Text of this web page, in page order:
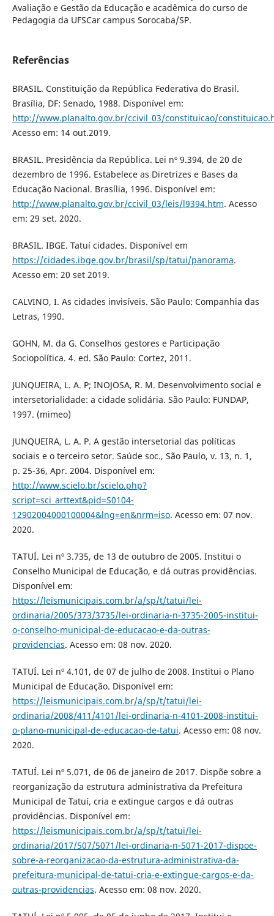
Avaliação e Gestão da Educação e acadêmica do curso de
Pedagogia da UFSCar campus Sorocaba/SP.
Referências
BRASIL. Constituição da República Federativa do Brasil.
Brasília, DF: Senado, 1988. Disponível em:
http://www.planalto.gov.br/ccivil_03/constituicao/
Acesso em: 14 out.2019.
BRASIL. Presidência da República. Lei nº 9.394, de 20 de
dezembro de 1996. Estabelece as Diretrizes e Bases da
Educação Nacional. Brasília, 1996. Disponível em:
http://www.planalto.gov.br/ccivil_03/leis/l9394.htm. Acesso
em: 29 set. 2020.
BRASIL. IBGE. Tatuí cidades. Disponível em
https://cidades.ibge.gov.br/brasil/sp/tatui/panorama.
Acesso em: 20 set 2019.
CALVINO, I. As cidades invisíveis. São Paulo: Companhia das
Letras, 1990.
GOHN, M. da G. Conselhos gestores e Participação
Sociopolítica. 4. ed. São Paulo: Cortez, 2011.
JUNQUEIRA, L. A. P; INOJOSA, R. M. Desenvolvimento social e
intersetorialidade: a cidade solidária. São Paulo: FUNDAP,
1997. (mimeo)
JUNQUEIRA, L. A. P. A gestão intersetorial das políticas
sociais e o terceiro setor. Saúde soc., São Paulo, v. 13, n. 1,
p. 25-36, Apr. 2004. Disponível em:
http://www.scielo.br/scielo.php?
script=sci_arttext&pid=S0104-
12902004000100004&lng=en&nrm=iso. Acesso em: 07 nov.
2020.
TATUÍ. Lei nº 3.735, de 13 de outubro de 2005. Institui o
Conselho Municipal de Educação, e dá outras providências.
Disponível em:
https://leismunicipais.com.br/a/sp/t/tatui/lei-
ordinaria/2005/373/3735/lei-ordinaria-n-3735-2005-institui-
o-conselho-municipal-de-educacao-e-da-outras-
providencias. Acesso em: 08 nov. 2020.
TATUÍ. Lei nº 4.101, de 07 de julho de 2008. Institui o Plano
Municipal de Educação. Disponível em:
https://leismunicipais.com.br/a/sp/t/tatui/lei-
ordinaria/2008/411/4101/lei-ordinaria-n-4101-2008-institui-
o-plano-municipal-de-educacao-de-tatui. Acesso em: 08 nov.
2020.
TATUÍ. Lei nº 5.071, de 06 de janeiro de 2017. Dispõe sobre a
reorganização da estrutura administrativa da Prefeitura
Municipal de Tatuí, cria e extingue cargos e dá outras
providências. Disponível em:
https://leismunicipais.com.br/a/sp/t/tatui/lei-
ordinaria/2017/507/5071/lei-ordinaria-n-5071-2017-dispoe-
sobre-a-reorganizacao-da-estrutura-administrativa-da-
prefeitura-municipal-de-tatui-cria-e-extingue-cargos-e-da-
outras-providencias. Acesso em: 08 nov. 2020.